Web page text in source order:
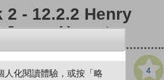
2 - 12.2.2 Henry
Jenny Hamster
4
人化閱讀體驗，或按「略